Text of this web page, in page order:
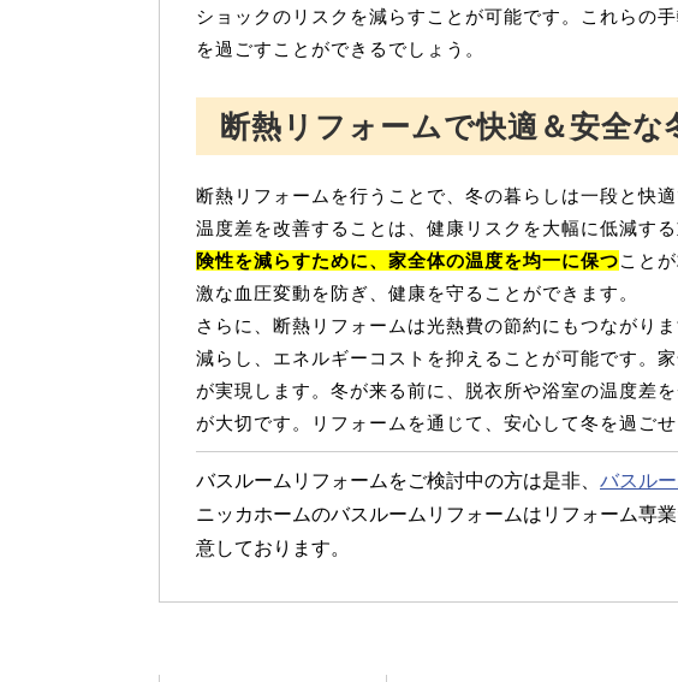
ショックのリスクを減らすことが可能です。これらの
を過ごすことができるでしょう。
断熱リフォームで快適＆安全な
断熱リフォームを行うことで、冬の暮らしは一段と快
温度差を改善することは、健康リスクを大幅に低減する
険性を減らすために、家全体の温度を均一に保つこと
激な血圧変動を防ぎ、健康を守ることができます。
さらに、断熱リフォームは光熱費の節約にもつながり
減らし、エネルギーコストを抑えることが可能です。
が実現します。冬が来る前に、脱衣所や浴室の温度差
が大切です。リフォームを通じて、安心して冬を過ご
バスルームリフォームをご検討中の方は是非、 バスル
ニッカホームのバスルームリフォームはリフォーム専
意しております。